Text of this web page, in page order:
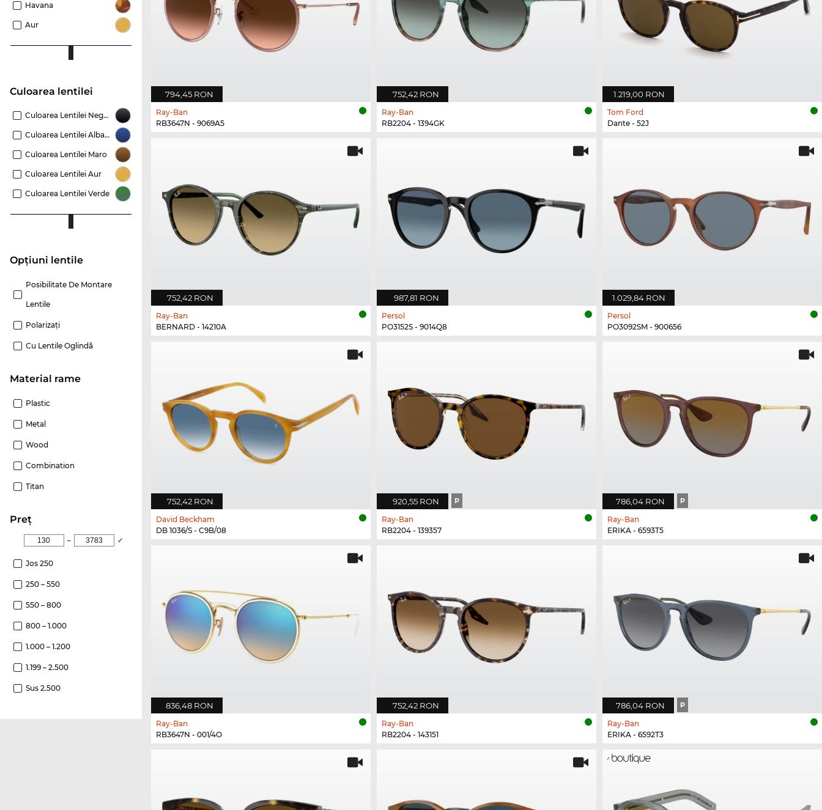
Havana
Aur
Culoarea lentilei
Culoarea Lentilei Negru
Culoarea Lentilei Albastru
Culoarea Lentilei Maro
Culoarea Lentilei Aur
Culoarea Lentilei Verde
Opțiuni lentile
Posibilitate De Montare
Lentile
Polarizaţi
Cu Lentile Oglindă
Material rame
Plastic
Metal
Wood
Combination
Titan
Preţ
– ✓
Jos 250
250 – 550
550 – 800
800 – 1.000
1.000 – 1.200
1.199 – 2.500
Sus 2.500
794,45 RON
Ray-Ban
RB3647N - 9069A5
752,42 RON
Ray-Ban
RB2204 - 1394GK
1.219,00 RON
Tom Ford
Dante - 52J
752,42 RON
Ray-Ban
BERNARD - 14210A
987,81 RON
Persol
PO3152S - 9014Q8
1.029,84 RON
Persol
PO3092SM - 900656
752,42 RON
David Beckham
DB 1036/S - C9B/08
920,55 RON P
Ray-Ban
RB2204 - 139357
786,04 RON P
Ray-Ban
ERIKA - 6593T5
836,48 RON
Ray-Ban
RB3647N - 001/4O
752,42 RON
Ray-Ban
RB2204 - 143151
786,04 RON P
Ray-Ban
ERIKA - 6592T3